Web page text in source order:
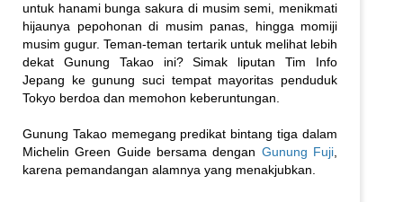
untuk hanami bunga sakura di musim semi, menikmati
hijaunya pepohonan di musim panas, hingga momiji
musim gugur. Teman-teman tertarik untuk melihat lebih
dekat Gunung Takao ini? Simak liputan Tim Info
Jepang ke gunung suci tempat mayoritas penduduk
Tokyo berdoa dan memohon keberuntungan.
Gunung Takao memegang predikat bintang tiga dalam
Michelin Green Guide bersama dengan Gunung Fuji
karena pemandangan alamnya yang menakjubkan.